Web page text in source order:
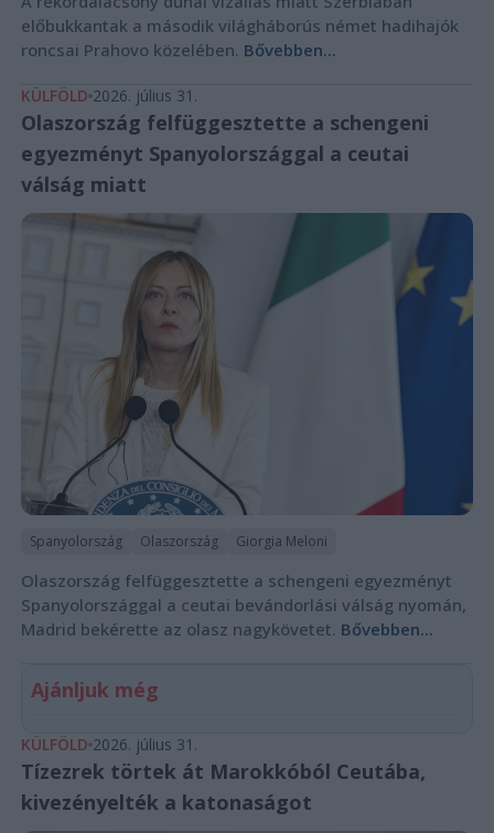
előbukkantak a második világháborús német hadihajók
roncsai Prahovo közelében. Bővebben...
KÜLFÖLD 2026. július 31.
Olaszország felfüggesztette a schengeni
egyezményt Spanyolországgal a ceutai
válság miatt
Spanyolország Olaszország Giorgia Meloni
Olaszország felfüggesztette a schengeni egyezményt
Spanyolországgal a ceutai bevándorlási válság nyomán,
Madrid bekérette az olasz nagykövetet. Bővebben...
Ajánljuk még
KÜLFÖLD 2026. július 31.
Tízezrek törtek át Marokkóból Ceutába,
kivezényelték a katonaságot